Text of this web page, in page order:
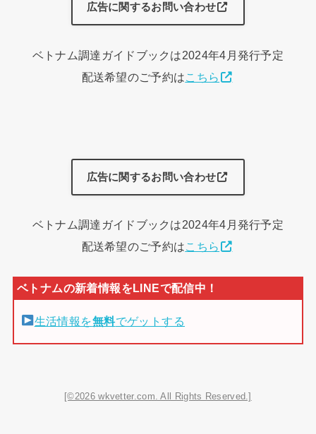
広告に関するお問い合わせ
ベトナム調達ガイドブックは2024年4月発行予定
配送希望のご予約は こちら
広告に関するお問い合わせ
ベトナム調達ガイドブックは2024年4月発行予定
配送希望のご予約はこちら
生活情報を無料でゲットする
[©2026 wkvetter.com. All Rights Reserved.]